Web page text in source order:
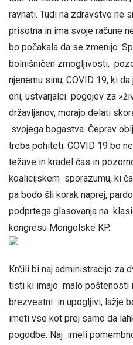
ravnati. Tudi na zdravstvo ne
prisotna in ima svoje račune
bo počakala da se zmenijo.
bolnišničen zmogljivosti,
njenemu sinu, COVID 19, ki
oni, ustvarjalci pogojev za
državljanov, morajo delati
svojega bogastva. Čeprav
treba pohiteti. COVID 19 bo
težave in kradel čas in
koalicijskem sporazumu, ki
pa bodo šli korak naprej,
podprtega glasovanja na
kongresu Mongolske KP.
Krčili bi naj administracijo za
tisti ki imajo malo poštenosti
brezvestni in upogljivi, lažje
imeti vse kot prej samo da
pogodbe. Naj imeli